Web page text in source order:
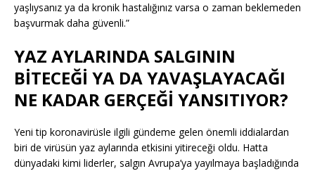
yaşlıysanız ya da kronik hastalığınız varsa o zaman beklemeden
başvurmak daha güvenli.”
YAZ AYLARINDA SALGININ
BİTECEĞİ YA DA YAVAŞLAYACAĞI
NE KADAR GERÇEĞİ YANSITIYOR?
Yeni tip koronavirüsle ilgili gündeme gelen önemli iddialardan
biri de virüsün yaz aylarında etkisini yitireceği oldu. Hatta
dünyadaki kimi liderler, salgın Avrupa’ya yayılmaya başladığında